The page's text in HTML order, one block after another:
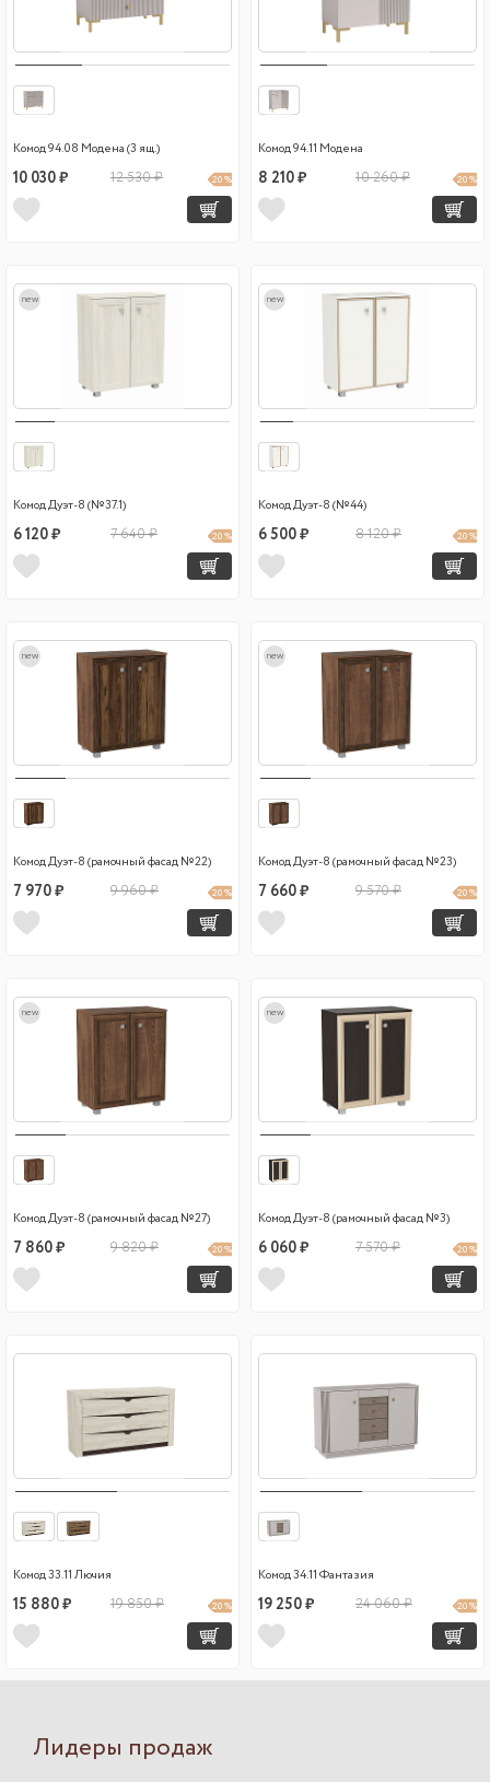
Комод 94.08 Модена (3 ящ.)
10 030 ₽ 12 530 ₽ 20 %
Комод 94.11 Модена
8 210 ₽ 10 260 ₽ 20 %
new
Комод Дуэт-8 (№37.1)
6 120 ₽ 7 640 ₽ 20 %
new
Комод Дуэт-8 (№44)
6 500 ₽ 8 120 ₽ 20 %
new
Комод Дуэт-8 (рамочный фасад №22)
7 970 ₽ 9 960 ₽ 20 %
new
Комод Дуэт-8 (рамочный фасад №23)
7 660 ₽ 9 570 ₽ 20 %
new
Комод Дуэт-8 (рамочный фасад №27)
7 860 ₽ 9 820 ₽ 20 %
new
Комод Дуэт-8 (рамочный фасад №3)
6 060 ₽ 7 570 ₽ 20 %
Комод 33.11 Лючия
15 880 ₽ 19 850 ₽ 20 %
Комод 34.11 Фантазия
19 250 ₽ 24 060 ₽ 20 %
Лидеры продаж